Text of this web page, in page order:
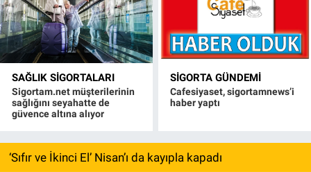
SAĞLIK SIGORTALARI
Sigortam.net müşterilerinin
sağlığını seyahatte de
güvence altına alıyor
SIGORTA GÜNDEMI
Cafesiyaset, sigortamnews’i
haber yaptı
‘Sıfır ve İkinci El’ Nisan’ı da kayıpla kapadı